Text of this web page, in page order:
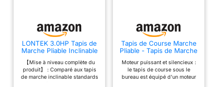
LONTEK 3.0HP Tapis de
Marche Pliable Inclinable
Réglables
【Mise à niveau complète du
produit】 : Comparé aux tapis
de marche inclinable standards
Tapis de Course Marche
Pliable - Tapis de Marche
Pad Electrique Silencieux
Tapis Roulant 10 km/h
Treadmill Compact pour
Moteur puissant et silencieux :
le tapis de course sous le
bureau est équipé d'un moteur